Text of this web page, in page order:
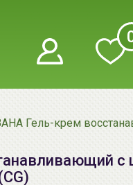
Гель-крем
с